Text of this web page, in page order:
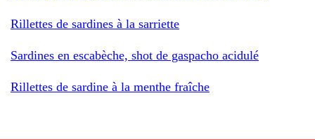
Rillettes de sardines à la sarriette
Sardines en escabèche, shot de gaspacho acidulé
Rillettes de sardine à la menthe fraîche